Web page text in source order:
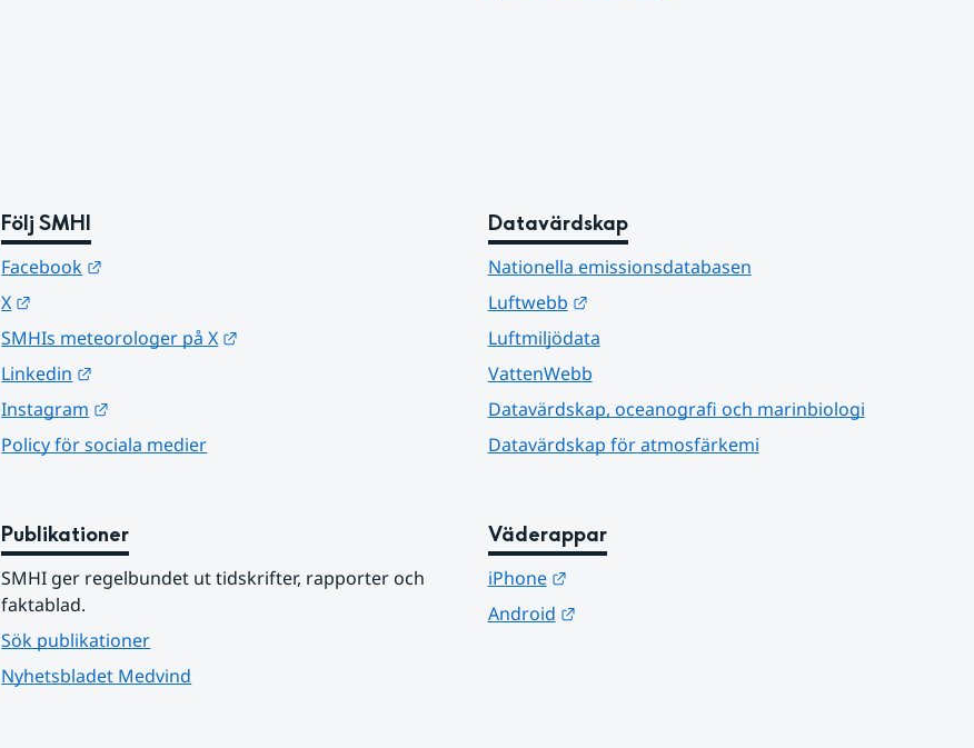
Följ SMHI
Facebook
X
SMHIs meteorologer på X
Linkedin
Instagram
Policy för sociala medier
Datavärdskap
Nationella emissionsdatabasen
Luftwebb
Länk till annan webbplats.
Luftmiljödata
VattenWebb
Datavärdskap, oceanografi och marinbiologi
Datavärdskap för atmosfärkemi
Publikationer
SMHI ger regelbundet ut tidskrifter, rapporter och
faktablad.
Sök publikationer
Nyhetsbladet Medvind
Väderappar
iPhone
Länk till annan webbplats.
Android
Länk till annan webbplats.